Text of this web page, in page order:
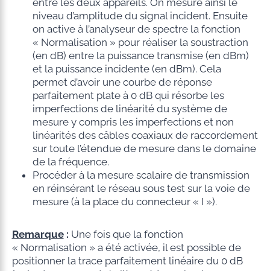
entre les deux appareils. On mesure ainsi le
niveau d’amplitude du signal incident. Ensuite
on active à l’analyseur de spectre la fonction
« Normalisation » pour réaliser la soustraction
(en dB) entre la puissance transmise (en dBm)
et la puissance incidente (en dBm). Cela
permet d’avoir une courbe de réponse
parfaitement plate à 0 dB qui résorbe les
imperfections de linéarité du système de
mesure y compris les imperfections et non
linéarités des câbles coaxiaux de raccordement
sur toute l’étendue de mesure dans le domaine
de la fréquence.
Procéder à la mesure scalaire de transmission
en réinsérant le réseau sous test sur la voie de
mesure (à la place du connecteur « I »).
Remarque: Une fois que la fonction
« Normalisation » a été activée, il est possible de
positionner la trace parfaitement linéaire du 0 dB